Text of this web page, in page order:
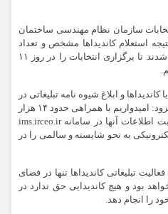
سازمان نظام مهندسی ساختمان
۲۹ مردادماه نتیجه استعلام کاندیداها مشخص و تعداد
۵۳ نفر واجد شرایط تشخیص داده شدند تا برگزاری انتخابات را در روز ۱۱
و ابلاغ شیوه نامه تبلیغاتی در
این دوره از انتخابات اشاره کرد و افزود: امیدواریم با همراهی حدود ۱۴ هزار
نفری از اعضای نظام مهندسی و ثبت اطلاعات آنها در سامانه ims.irceo.ir
به نحو شایسته و سالمی را در
تبلیغاتی کاندیداها تنها در فضای
بود و هیچ کاندیدایی حق ندارد در
را انجام دهد.